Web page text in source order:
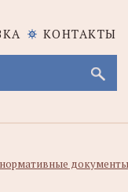
КОНТАКТЫ